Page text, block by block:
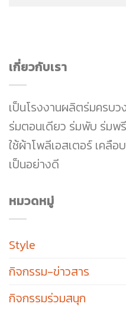
เกี่ยวกับเรา
เป็นโรงงานผลิตร่มครบ
ร่มตอนเดียว ร่มพับ ร่มพ
ใช้ผ้าโพลีเอสเตอร์ เคลื
เป็นอย่างดี
หมวดหมู่
Style
กิจกรรม-ข่าวสาร
กิจกรรมร่วมสนุก